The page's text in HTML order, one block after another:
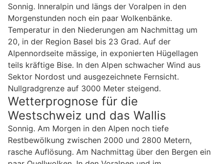
Sonnig. Inneralpin und längs der Voralpen in den
Morgenstunden noch ein paar Wolkenbänke.
Temperatur in den Niederungen am Nachmittag um
20, in der Region Basel bis 23 Grad. Auf der
Alpennordseite mässige, in exponierten Hügellagen
teils kräftige Bise. In den Alpen schwacher Wind aus
Sektor Nordost und ausgezeichnete Fernsicht.
Nullgradgrenze auf 3000 Meter steigend.
Wetterprognose für die
Westschweiz und das Wallis
Sonnig. Am Morgen in den Alpen noch tiefe
Restbewölkung zwischen 2000 und 2800 Metern,
rasche Auflösung. Am Nachmittag über den Bergen ein